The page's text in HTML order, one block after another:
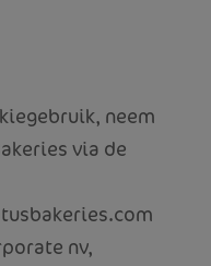
neem
via de
nv,